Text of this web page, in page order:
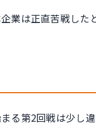
業は正直苦戦した
る第2回戦は少し違